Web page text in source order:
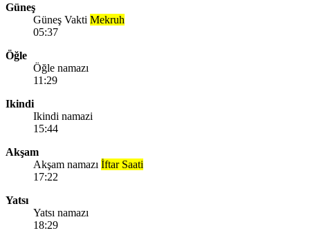
Güneş
Güneş Vakti Mekruh
05:37
Öğle
Öğle namazı
11:29
Ikindi
Ikindi namazi
15:44
Akşam
Akşam namazı İftar Saati
17:22
Yatsı
Yatsı namazı
18:29